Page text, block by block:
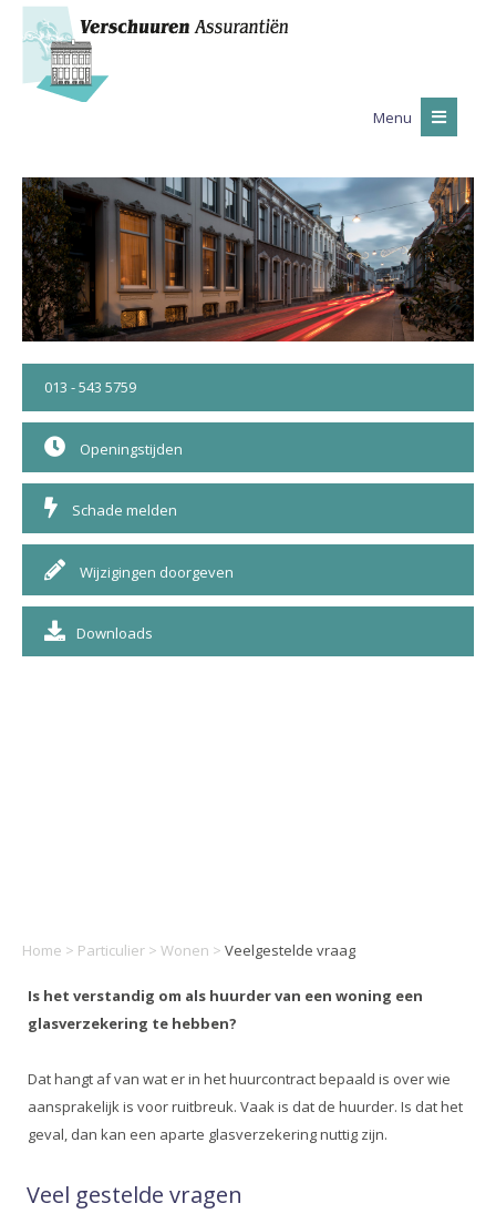
Menu
013 - 543 5759
Openingstijden
Schade melden
Wijzigingen doorgeven
Downloads
Home > Particulier > Wonen > Veelgestelde vraag
Is het verstandig om als huurder van een woning een
glasverzekering te hebben?
Dat hangt af van wat er in het huurcontract bepaald is over wie
aansprakelijk is voor ruitbreuk. Vaak is dat de huurder. Is dat het
geval, dan kan een aparte glasverzekering nuttig zijn.
Veel gestelde vragen